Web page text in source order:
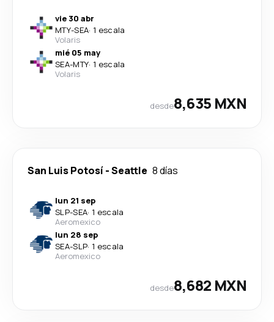
vie 30 abr
MTY-SEA· 1 escala
Volaris
mié 05 may
SEA-MTY· 1 escala
Volaris
desde8,635 MXN
San Luis Potosí-Seattle 8 días
lun 21 sep
SLP-SEA· 1 escala
Aeromexico
lun 28 sep
SEA-SLP· 1 escala
Aeromexico
desde8,682 MXN